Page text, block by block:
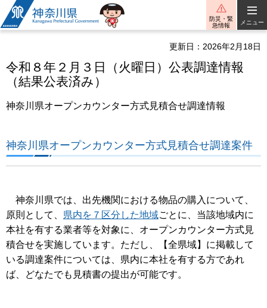
神奈川県
防災・緊
急情報
メニュー
更新日：2026年2月18日
令和８年２月３日（火曜日）公表調達情報
（結果公表済み）
神奈川県オープンカウンター方式見積合せ調達情報
神奈川県オープンカウンター方式見積合せ調達案件
神奈川県では、出先機関における物品の購入について、
原則として、 県内を７区分した地域ごとに、当該地域内に
本社を有する業者等を対象に、オープンカウンター方式見
積合せを実施しています。ただし、【全県域】に掲載して
いる調達案件については、県内に本社を有する方であれ
ば、どなたでも見積書の提出が可能です。